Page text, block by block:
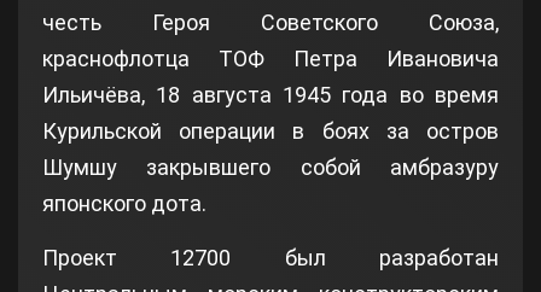
честь Героя Советского Союза,
краснофлотца ТОФ Петра Ивановича
Ильичёва, 18 августа 1945 года во время
Курильской операции в боях за остров
Шумшу закрывшего собой амбразуру
японского дота.
Проект 12700 был разработан